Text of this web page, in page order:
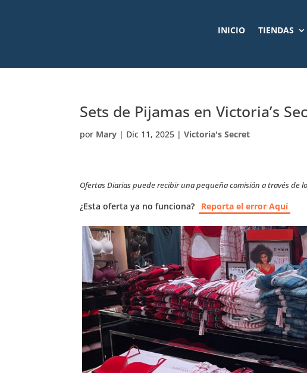
INICIO TIENDAS
Sets de Pijamas en Victoria’s
por Mary | Dic 11, 2025 |Victoria's Secret
Ofertas Diarias puede recibir una pequeña comisión a través de
¿Esta oferta ya no funciona? Reporta el error Aquí